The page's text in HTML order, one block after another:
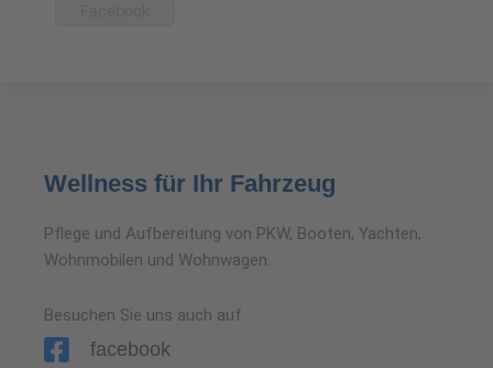
Wellness für Ihr Fahrzeug
Pflege und Aufbereitung von PKW, Booten, Yachten,
Wohnmobilen und Wohnwagen.
Besuchen Sie uns auch auf
facebook